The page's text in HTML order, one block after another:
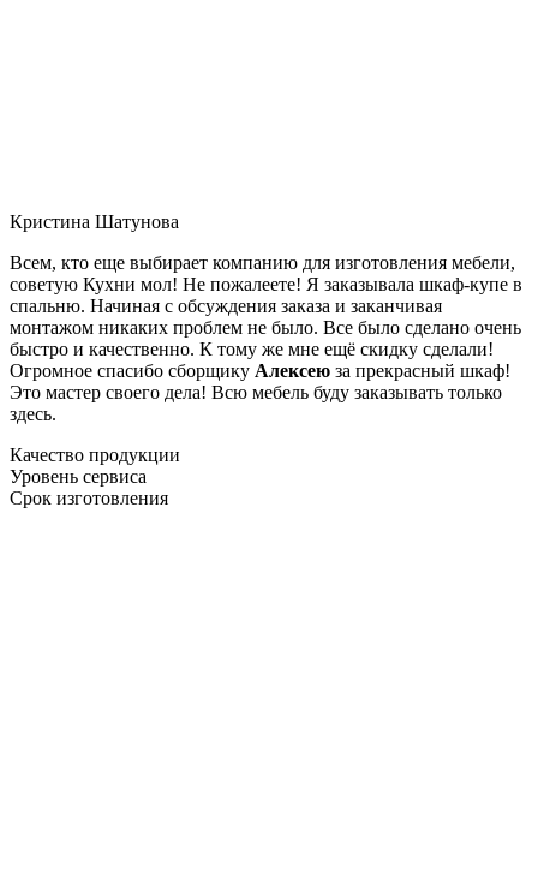
Кристина Шатунова
Всем, кто еще выбирает компанию для изготовления мебели,
советую Кухни мол! Не пожалеете! Я заказывала шкаф-купе в
спальню. Начиная с обсуждения заказа и заканчивая
монтажом никаких проблем не было. Все было сделано очень
быстро и качественно. К тому же мне ещё скидку сделали!
Огромное спасибо сборщику Алексею за прекрасный шкаф!
Это мастер своего дела! Всю мебель буду заказывать только
здесь.
Качество продукции
Уровень сервиса
Срок изготовления